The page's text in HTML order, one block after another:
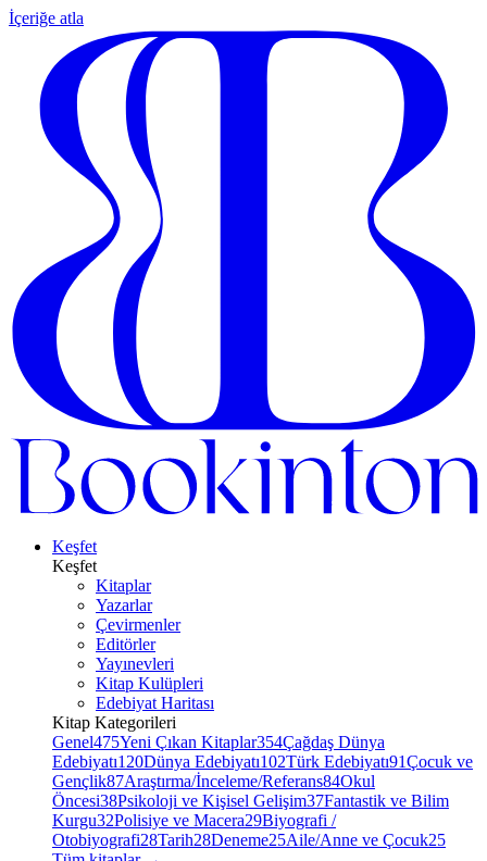
İçeriğe atla
Keşfet
Keşfet
Kitaplar
Yazarlar
Çevirmenler
Editörler
Yayınevleri
Kitap Kulüpleri
Edebiyat Haritası
Kitap Kategorileri
Genel475Yeni Çıkan Kitaplar354Çağdaş Dünya
Edebiyatı120Dünya Edebiyatı102Türk Edebiyatı91Çocuk ve
Gençlik87Araştırma/İnceleme/Referans84Okul
Öncesi38Psikoloji ve Kişisel Gelişim37Fantastik ve Bilim
Kurgu32Polisiye ve Macera29Biyografi /
Otobiyografi28Tarih28Deneme25Aile/Anne ve Çocuk25